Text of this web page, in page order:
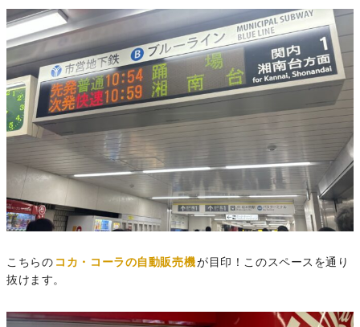
こちらの コカ・コーラの自動販売機が目印！このスペースを通り
抜けます。